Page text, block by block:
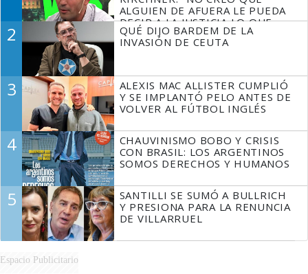
ALGUIEN DE AFUERA LE PUEDA
DECIR A LA JUSTICIA LO QUE
TIENE QUE HACER"
2
QUÉ DIJO BARDEM DE LA
INVASIÓN DE CEUTA
3
ALEXIS MAC ALLISTER CUMPLIÓ
Y SE IMPLANTÓ PELO ANTES DE
VOLVER AL FÚTBOL INGLÉS
4
CHAUVINISMO BOBO Y CRISIS
CON BRASIL: LOS ARGENTINOS
SOMOS DERECHOS Y HUMANOS
5
SANTILLI SE SUMÓ A BULLRICH
Y PRESIONA PARA LA RENUNCIA
DE VILLARRUEL
Espacio Publicitario